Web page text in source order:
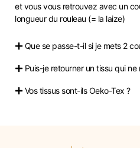
et vous vous retrouvez avec un
longueur du rouleau (= la laize)
Que se passe-t-il si je mets 2
Puis-je retourner un tissu qui ne
Vos tissus sont-ils Oeko-Tex ?